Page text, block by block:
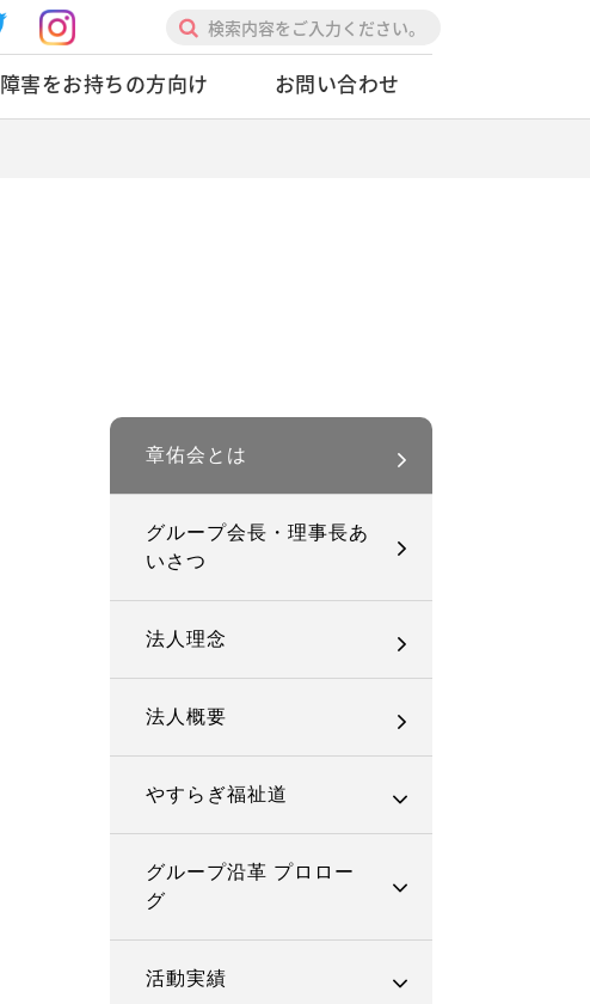
障害をお持ちの方向け お問い合わせ
章佑会とは
グループ会長・理事長あ
いさつ
法人理念
法人概要
やすらぎ福祉道
人を動かすときの心得
グループ沿革 プロロー
グ
2ndプロローグ、未来へ
活動実績